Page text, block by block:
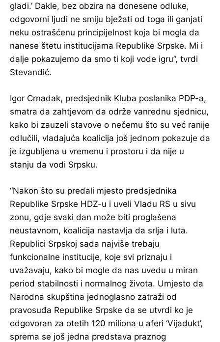
gladi.’ Dakle, bez obzira na donesene odluke,
odgovorni ljudi ne smiju bježati od toga ili ganjati
neku ostrašćenu principijelnost koja bi mogla da
nanese štetu institucijama Republike Srpske. Mi i
dalje pokazujemo da smo ti koji vode igru”, tvrdi
Stevandić.
Igor Crnadak, predsjednik Kluba poslanika PDP-a,
smatra da zahtjevom da održe vanrednu sjednicu,
kako bi zauzeli stavove o nečemu što su već ranije
odlučili, vladajuća koalicija još jednom pokazuje da
je izgubljena u vremenu i prostoru i da nije u
stanju da vodi Srpsku.
“Nakon što su predali mjesto predsjednika
Republike Srpske HDZ-u i uveli Vladu RS u sivu
zonu, gdje svaki dan može biti proglašena
neustavnom, koalicija nastavlja da srlja i luta.
Republici Srpskoj sada najviše trebaju
funkcionalne institucije, koje svi priznaju i
uvažavaju, kako bi mogle da nas uvedu u miran
period stabilnosti i normalnog života. Umjesto da
Narodna skupština jednoglasno zatraži od
pravosuđa Republike Srpske da se utvrdi ko je
odgovoran za otetih 120 miliona u aferi ‘Vijadukt’,
sprema se još jedna predstava praznog